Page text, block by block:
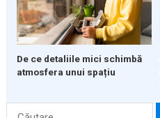
De ce detaliile mici schimbă
atmosfera unui spațiu
Caută